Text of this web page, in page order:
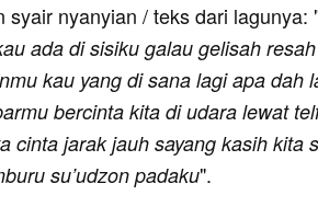
syair nyanyian / teks dari lagunya:
ada di sisiku galau gelisah
kau yang di sana lagi apa dah
bercinta kita di udara lewat
cinta jarak jauh sayang kasih kita
su’udzon padaku".